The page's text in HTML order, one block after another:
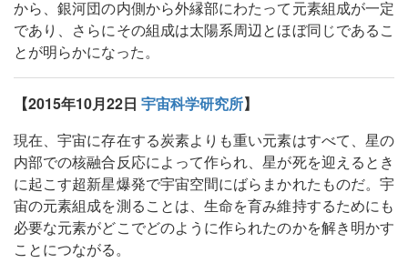
から、銀河団の内側から外縁部にわたって元素組成が一定
であり、さらにその組成は太陽系周辺とほぼ同じであるこ
とが明らかになった。
【2015年10月22日 宇宙科学研究所】
現在、宇宙に存在する炭素よりも重い元素はすべて、星の
内部での核融合反応によって作られ、星が死を迎えるとき
に起こす超新星爆発で宇宙空間にばらまかれたものだ。宇
宙の元素組成を測ることは、生命を育み維持するためにも
必要な元素がどこでどのように作られたのかを解き明かす
ことにつながる。